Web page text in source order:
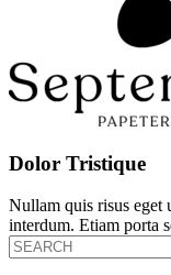
Dolor Tristique
Nullam quis risus eget
interdum. Etiam porta